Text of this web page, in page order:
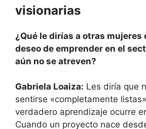
visionarias
¿Qué le dirías a otras mujeres
deseo de emprender en el
aún no se atreven?
Gabriela Loaiza: Les diría que
sentirse «completamente
verdadero aprendizaje ocurre
Cuando un proyecto nace